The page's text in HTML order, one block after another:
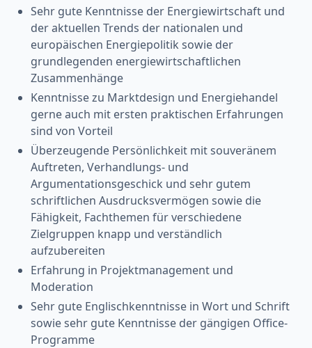
Sehr gute Kenntnisse der Energiewirtschaft und
der aktuellen Trends der nationalen und
europäischen Energiepolitik sowie der
grundlegenden energiewirtschaftlichen
Zusammenhänge
Kenntnisse zu Marktdesign und Energiehandel
gerne auch mit ersten praktischen Erfahrungen
sind von Vorteil
Überzeugende Persönlichkeit mit souveränem
Auftreten, Verhandlungs- und
Argumentationsgeschick und sehr gutem
schriftlichen Ausdrucksvermögen sowie die
Fähigkeit, Fachthemen für verschiedene
Zielgruppen knapp und verständlich
aufzubereiten
Erfahrung in Projektmanagement und
Moderation
Sehr gute Englischkenntnisse in Wort und Schrift
sowie sehr gute Kenntnisse der gängigen Office-
Programme